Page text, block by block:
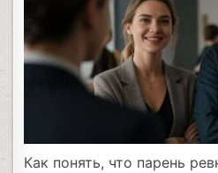
Как понять, что парень